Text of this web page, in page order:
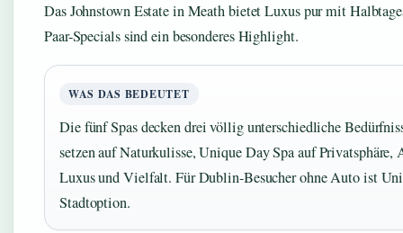
Das Johnstown Estate in Meath bietet Luxus pur mit
Paar-Specials sind ein besonderes Highlight.
WAS DAS BEDEUTET
Die fünf Spas decken drei völlig unterschiedliche
setzen auf Naturkulisse, Unique Day Spa auf Privatsphäre,
Luxus und Vielfalt. Für Dublin-Besucher ohne Auto ist
Stadtoption.